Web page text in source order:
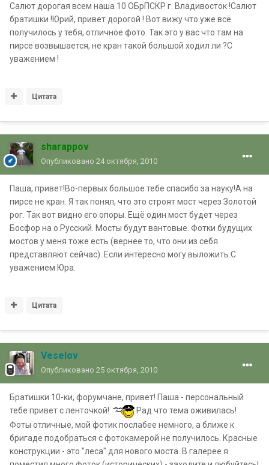
Салют дорогая всем наша 10 ОБрПСКР г. Владивосток !Салют
братишки !Юрий, привет дорогой ! Вот вижу что уже всё
получилось у тебя, отличное фото. Так это у вас что там на
пирсе возвышается, не кран такой большой ходил ли ?С
уважением !
Цитата
sharappov
Опубликовано 24 октября, 2010
Паша, привет!Во-первых большое тебе спасибо за науку!А на
пирсе не кран. Я так понял, что это строят мост через Золотой
рог. Так вот видно его опоры. Ещё один мост будет через
Босфор на о.Русский. Мосты будут вантовые. Фотки будущих
мостов у меня тоже есть (вернее то, что они из себя
представляют сейчас). Если интересно могу выложить.С
уважением Юра.
Цитата
Veselov
Опубликовано 25 октября, 2010
Братишки 10-ки, форумчане, привет! Паша - персональный
тебе привет с ленточкой!
Рад что тема оживилась!
Фоты отличные, мой фотик послабее немного, а ближе к
бригаде подобраться с фотокамерой не получилось. Красные
конструкции - это "леса" для нового моста. В галерее я